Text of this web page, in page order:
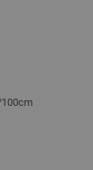
100cm